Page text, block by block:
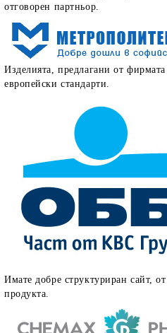
отговорен партньор.
Изделията, предлагани от
европейски стандарти.
Имате добре структуриран сайт,
продукта.